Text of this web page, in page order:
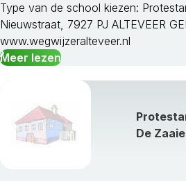
Type van de school kiezen:
Nieuwstraat, 7927 PJ ALTEVEER
www.wegwijzeralteveer.nl
Meer lezen
De